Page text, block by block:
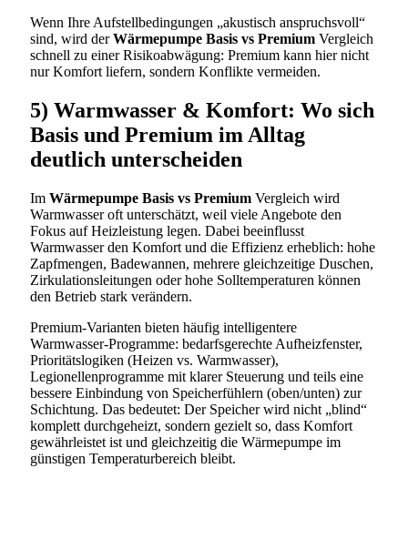
Wenn Ihre Aufstellbedingungen „akustisch anspruchsvoll“
sind, wird derWärmepumpe Basis vs Premium Vergleich
schnell zu einer Risikoabwägung: Premium kann hier nicht
nur Komfort liefern, sondern Konflikte vermeiden.
5) Warmwasser & Komfort: Wo sich
Basis und Premium im Alltag
deutlich unterscheiden
Im Wärmepumpe Basis vs Premium Vergleich wird
Warmwasser oft unterschätzt, weil viele Angebote den
Fokus auf Heizleistung legen. Dabei beeinflusst
Warmwasser den Komfort und die Effizienz erheblich: hohe
Zapfmengen, Badewannen, mehrere gleichzeitige Duschen,
Zirkulationsleitungen oder hohe Solltemperaturen können
den Betrieb stark verändern.
Premium-Varianten bieten häufig intelligentere
Warmwasser-Programme: bedarfsgerechte Aufheizfenster,
Prioritätslogiken (Heizen vs. Warmwasser),
Legionellenprogramme mit klarer Steuerung und teils eine
bessere Einbindung von Speicherfühlern (oben/unten) zur
Schichtung. Das bedeutet: Der Speicher wird nicht „blind“
komplett durchgeheizt, sondern gezielt so, dass Komfort
gewährleistet ist und gleichzeitig die Wärmepumpe im
günstigen Temperaturbereich bleibt.